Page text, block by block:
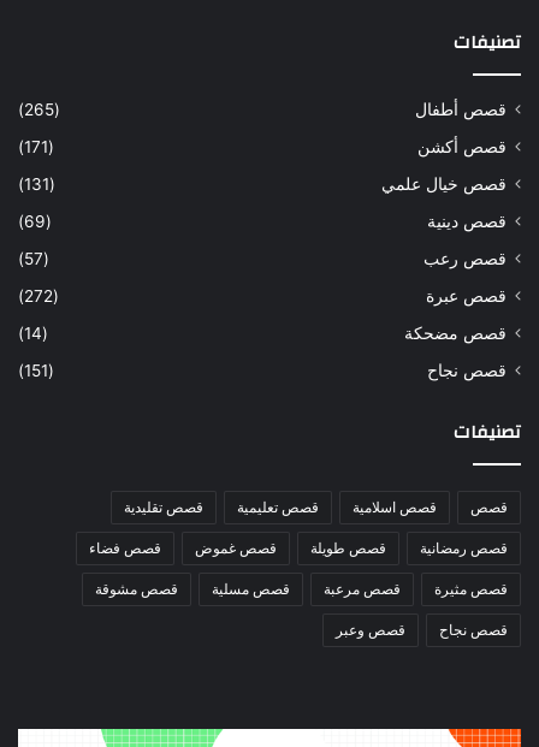
تصنيفات
قصص أطفال
(265)
قصص أكشن
(171)
قصص خيال علمي
(131)
قصص دينية
(69)
قصص رعب
(57)
قصص عبرة
(272)
قصص مضحكة
(14)
قصص نجاح
(151)
تصنيفات
قصص قصص اسلامية قصص تعليمية قصص تقليدية
قصص رمضانية قصص طويلة قصص غموض قصص فضاء
قصص مثيرة قصص مرعبة قصص مسلية قصص مشوقة
قصص نجاح قصص وعبر